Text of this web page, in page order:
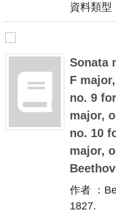
資料類型
Sonata
F
no. 9
major,
no. 10
major,
作者 ：
1827.